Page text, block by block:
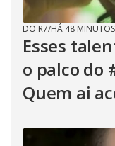
DO R7/HÁ 48 MINUTOS
Esses
o palco do
Quem ai